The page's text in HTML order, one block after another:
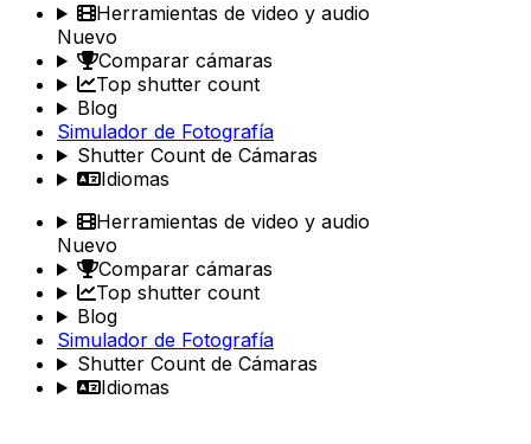
Herramientas de video y audio
Nuevo
Comparar cámaras
Top shutter count
Blog
Simulador de Fotografía
Shutter Count de Cámaras
Idiomas
Herramientas de video y audio
Nuevo
Comparar cámaras
Top shutter count
Blog
Simulador de Fotografía
Shutter Count de Cámaras
Idiomas